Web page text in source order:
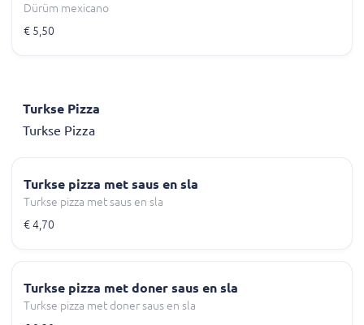
Dürüm mexicano
€ 5,50
Turkse Pizza
Turkse Pizza
Turkse pizza met saus en sla
Turkse pizza met saus en sla
€ 4,70
Turkse pizza met doner saus en sla
Turkse pizza met doner saus en sla